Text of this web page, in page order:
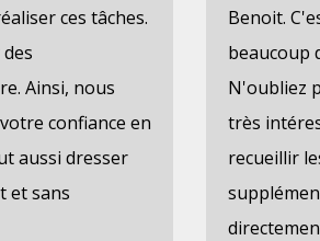
ces tâches.
Ainsi, nous
confiance en
aussi dresser
et sans
Benoit.
beaucoup
N'oubliez
très
recueillir